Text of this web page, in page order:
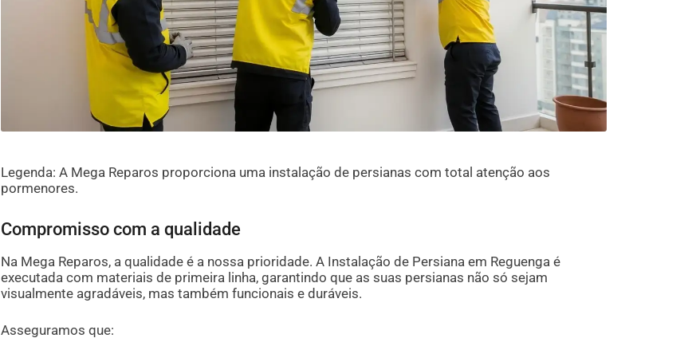
Legenda: A Mega Reparos proporciona uma instalação de persianas com total atenção aos
pormenores.
Compromisso com a qualidade
Na Mega Reparos, a qualidade é a nossa prioridade. A Instalação de Persiana em Reguenga é
executada com materiais de primeira linha, garantindo que as suas persianas não só sejam
visualmente agradáveis, mas também funcionais e duráveis.
Asseguramos que: